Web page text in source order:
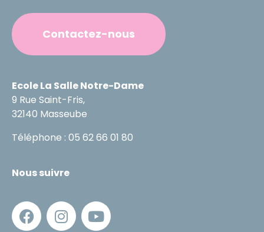
Contactez-nous
Ecole La Salle Notre-Dame
9 Rue Saint-Fris,
32140 Masseube
Téléphone : 05 62 66 01 80
Nous suivre